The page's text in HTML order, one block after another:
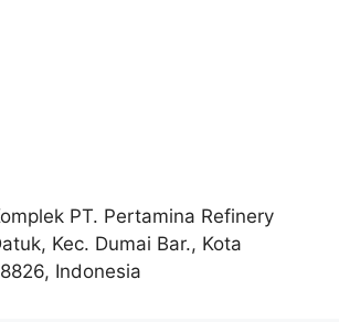
PT. Pertamina Refinery
Kec. Dumai Bar., Kota
Indonesia